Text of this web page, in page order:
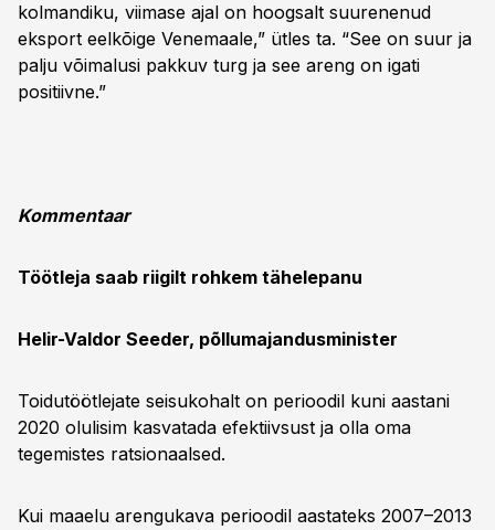
kolmandiku, viimase ajal on hoogsalt suurenenud
eksport eelkõige Venemaale,” ütles ta. “See on suur ja
palju võimalusi pakkuv turg ja see areng on igati
positiivne.”
Kommentaar
Töötleja saab riigilt rohkem tähelepanu
Helir-Valdor Seeder, põllumajandusminister
Toidutöötlejate seisukohalt on perioodil kuni aastani
2020 olulisim kasvatada efektiivsust ja olla oma
tegemistes ratsionaalsed.
Kui maaelu arengukava perioodil aastateks 2007–2013